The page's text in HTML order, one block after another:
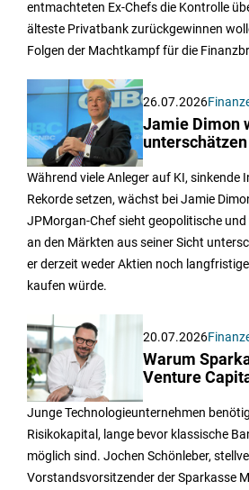
entmachteten Ex-Chefs die Kontrolle
älteste Privatbank zurückgewinnen
Folgen der Machtkampf für die
26.07.2026
Jamie Dimon
Während viele Anleger auf KI, sinkende
Rekorde setzen, wächst bei Jamie
JPMorgan-Chef sieht geopolitische und
an den Märkten aus seiner Sicht
er derzeit weder Aktien noch
kaufen würde.
20.07.2026
Warum
Venture
Junge Technologieunternehmen
Risikokapital, lange bevor klassische
möglich sind. Jochen Schönleber,
Vorstandsvorsitzender der Sparkasse